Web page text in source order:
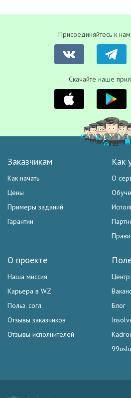
Присоединяйтесь к
Скачайте наше
Заказчикам
Как начать
Цены
Примеры заданий
Гарантии
Как
О
Блог
О проекте
Наша миссия
Карьера в WZ
Польз. согл.
Отзывы заказчиков
Отзывы исполнителей